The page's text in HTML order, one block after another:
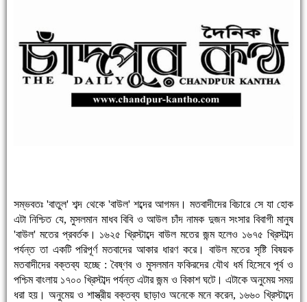
সম্ভবতঃ 'বাতুল' শব্দ থেকে 'বাউল' শব্দের আগমন। মতবাদীদের বিচারে সে যা হোক
এটা নিশ্চিত যে, মুসলমান মাধব বিবি ও আউল চাঁদ নামক দুজন সংসার বিবাগী মানুষ
'বাউল' মতের প্রবর্তক। ১৬২৫ খ্রিস্টাব্দে বাউল মতের জন্ম হলেও ১৬৭৫ খ্রিস্টাব্দ
পর্যন্ত তা একটি পরিপূর্ণ মতবাদের আকার ধারণ করে। বাউল মতের সৃষ্টি বিষয়ক
মতবাদীদের বক্তব্য হচ্ছে : বৈষ্ণব ও মুসলমান ফকিরদের যৌথ ধর্ম হিসেবে পূর্ব ও
পশ্চিম বাংলায় ১৭০০ খ্রিস্টাব্দ পর্যন্ত এটার জন্ম ও বিকাশ ঘটে। এটাকে অনুমেয় সময়
ধরা হয়। অনুমেয় ও শাস্ত্রীয় বক্তব্য ছাড়াও অনেকে মনে করেন, ১৬৬০ খ্রিস্টাব্দে